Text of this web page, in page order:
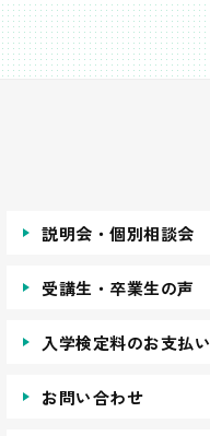
説明会・個別相談会
受講生・卒業生の声
入学検定料のお支払い
お問い合わせ